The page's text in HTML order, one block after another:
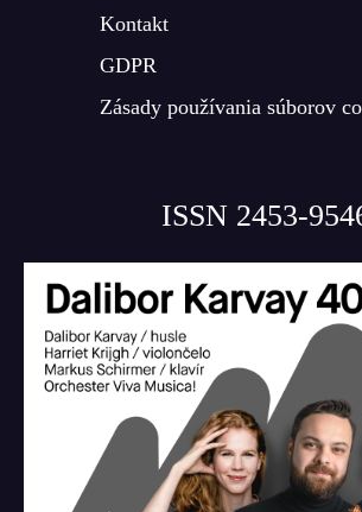
Kontakt
GDPR
Zásady používania súborov
ISSN 2453-